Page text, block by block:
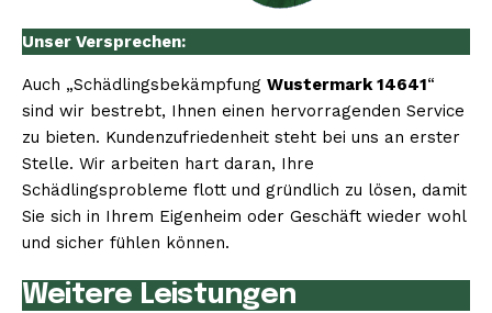
Unser Versprechen:
Auch „Schädlingsbekämpfung Wustermark 14641“
sind wir bestrebt, Ihnen einen hervorragenden Service
zu bieten. Kundenzufriedenheit steht bei uns an erster
Stelle. Wir arbeiten hart daran, Ihre
Schädlingsprobleme flott und gründlich zu lösen, damit
Sie sich in Ihrem Eigenheim oder Geschäft wieder wohl
und sicher fühlen können.
Weitere Leistungen